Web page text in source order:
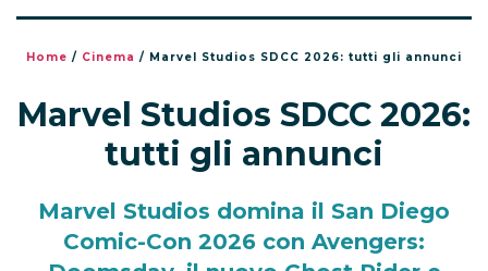
Home / Cinema / Marvel Studios SDCC 2026: tutti gli annunci
Marvel Studios SDCC 2026:
tutti gli annunci
Marvel Studios domina il San Diego
Comic-Con 2026 con Avengers: